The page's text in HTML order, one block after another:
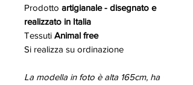
Prodotto artigianale - disegnato e
realizzato in Italia
Tessuti Animal free
Si realizza su ordinazione
La modella in foto è alta 165cm, ha